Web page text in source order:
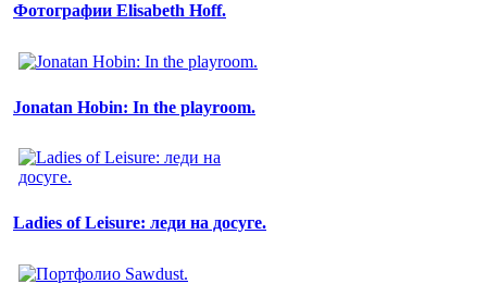
Фотографии Elisabeth Hoff.
Jonatan Hobin: In the playroom.
Ladies of Leisure: леди на досуге.